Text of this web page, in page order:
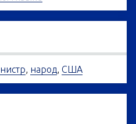
, народ, США